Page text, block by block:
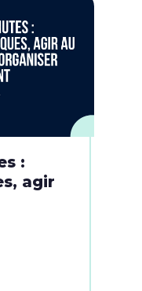
:
agir